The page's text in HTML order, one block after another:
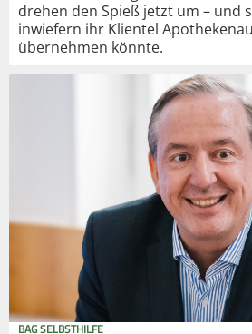
drehen den Spieß jetzt um – und
inwiefern ihr Klientel
übernehmen könnte.
BAG SELBSTHILFE